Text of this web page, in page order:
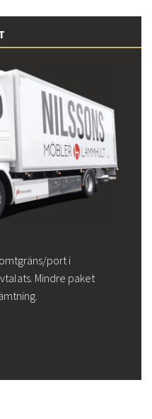
port i
Mindre paket